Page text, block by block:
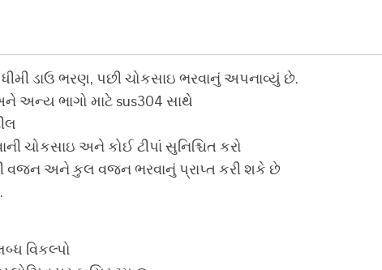
ડાઉ ભરણ, પછી ચોકસાઇ ભરવાનું અપનાવ્યું છે.
અન્ય ભાગો માટે sus304 સાથે
ચોકસાઇ અને કોઈ ટીપાં સુનિશ્ચિત કરો
વજન અને કુલ વજન ભરવાનું પ્રાપ્ત કરી શકે છે
વિકલ્પો